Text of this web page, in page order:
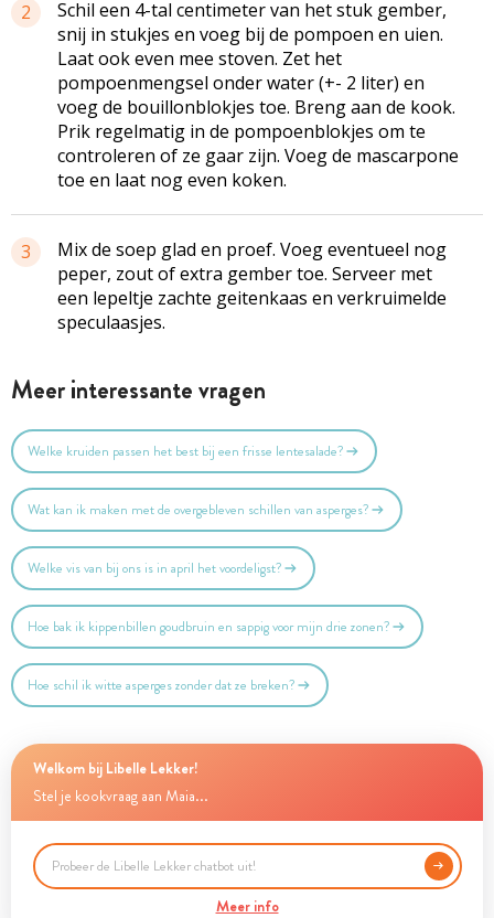
2
Schil een 4-tal centimeter van het stuk gember,
snij in stukjes en voeg bij de pompoen en uien.
Laat ook even mee stoven. Zet het
pompoenmengsel onder water (+- 2 liter) en
voeg de bouillonblokjes toe. Breng aan de kook.
Prik regelmatig in de pompoenblokjes om te
controleren of ze gaar zijn. Voeg de mascarpone
toe en laat nog even koken.
3
Mix de soep glad en proef. Voeg eventueel nog
peper, zout of extra gember toe. Serveer met
een lepeltje zachte geitenkaas en verkruimelde
speculaasjes.
Meer interessante vragen
Welke kruiden passen het best bij een frisse lentesalade?
Wat kan ik maken met de overgebleven schillen van asperges?
Welke vis van bij ons is in april het voordeligst?
Hoe bak ik kippenbillen goudbruin en sappig voor mijn drie zonen?
Hoe schil ik witte asperges zonder dat ze breken?
Welkom bij Libelle Lekker!
Stel je kookvraag aan Maia...
Meer info